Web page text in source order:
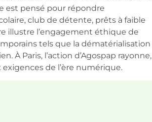
est pensé pour répondre
club de détente, prêts à faible
illustre l’engagement éthique de
tels que la dématérialisation
À Paris, l’action d’Agospap rayonne,
de l’ère numérique.